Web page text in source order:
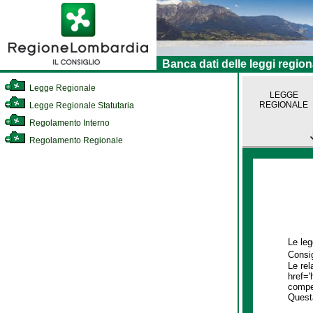
Banca dati delle leggi
Legge Regionale
Legge Regionale Statutaria
Regolamento Interno
Regolamento Regionale
LEGGE
REGIONALE
Le
Le